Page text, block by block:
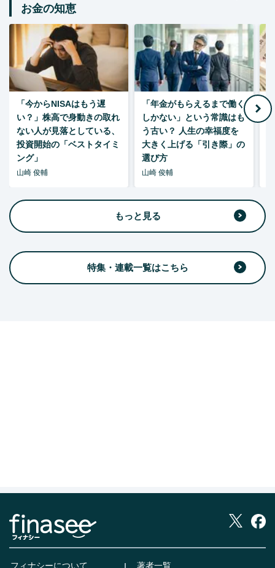
お金の知恵
「今からNISAはもう遅
い？」株高で身動きの取れ
ない人が見落としている、
投資開始の「ベストタイミ
ング」
山崎 俊輔
「年金がもらえるまで働く
しかない」という常識はも
う古い？ 人生の幸福度を
大きく上げる「引き際」の
選び方
山崎 俊輔
もっと見る
特集・連載一覧はこちら
フィナシーについて 著者一覧